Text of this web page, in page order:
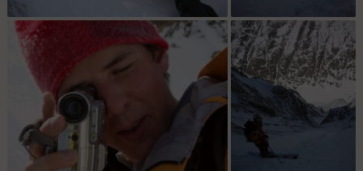
Col de Burlan : début de la longue
montée...
Col de Burlan : Belle
pente..